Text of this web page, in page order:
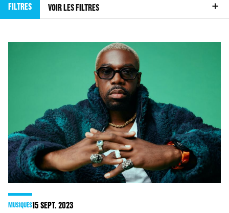
FILTRES VOIR LES FILTRES
MUSIQUES15SEPT. 2023